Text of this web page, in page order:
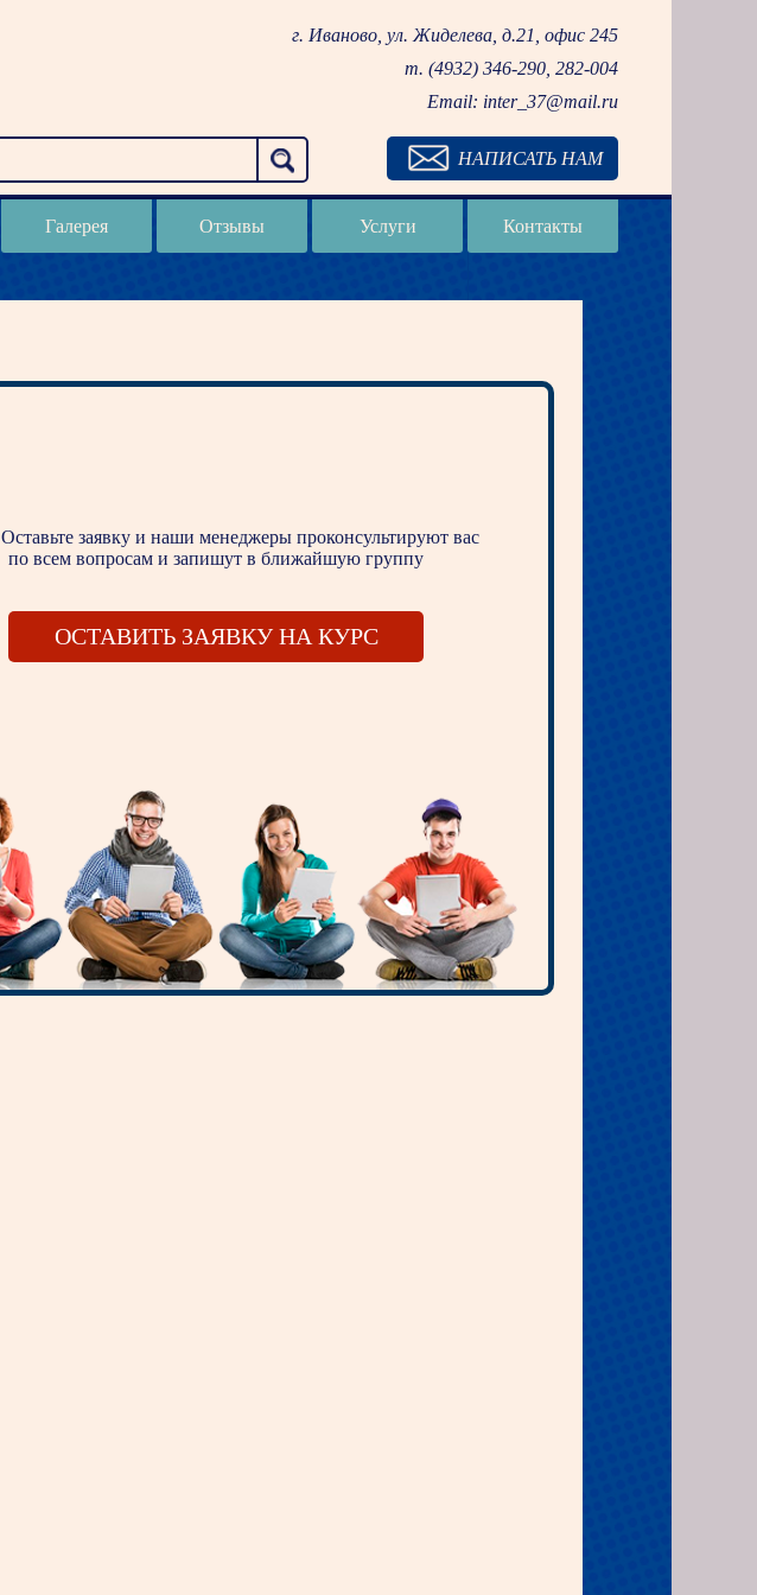
г. Иваново, ул. Жиделева, д.21, офис 245
т. (4932) 346-290 282-004
Email: inter_37@mail.ru
НАПИСАТЬ НАМ
Галерея Отзывы Услуги Контакты
Оставьте заявку и наши менеджеры проконсультируют вас
по всем вопросам и запишут в ближайшую группу
ОСТАВИТЬ ЗАЯВКУ НА КУРС